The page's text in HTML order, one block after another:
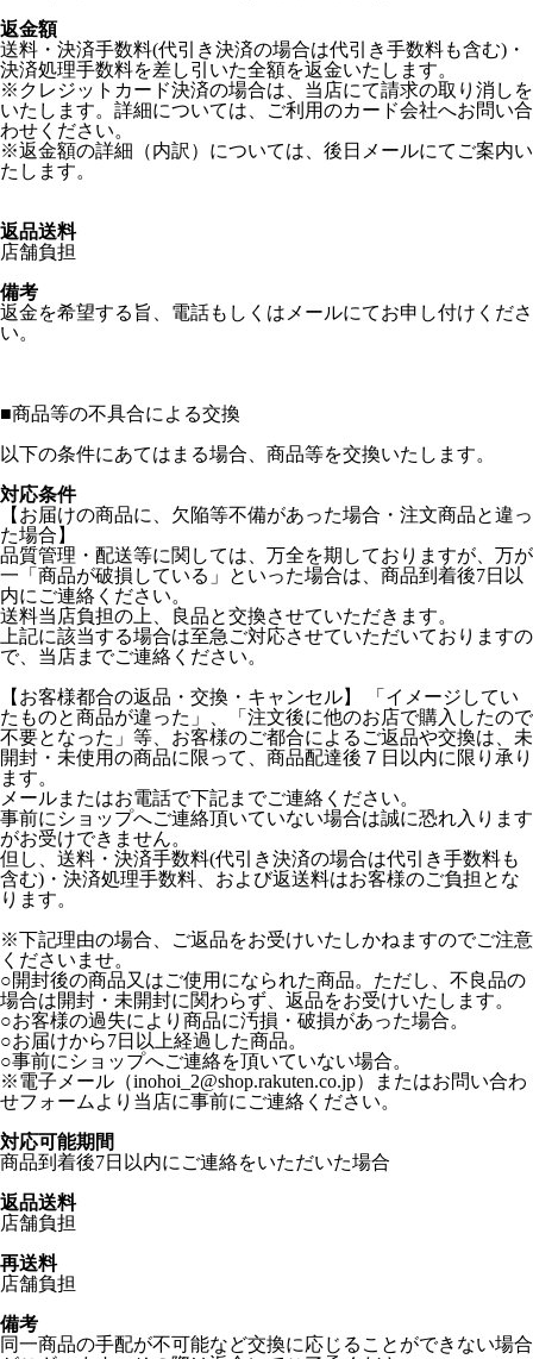
返金額
送料・決済手数料(代引き決済の場合は代引き手数料も含む)・
決済処理手数料を差し引いた全額を返金いたします。
※クレジットカード決済の場合は、当店にて請求の取り消しを
いたします。詳細については、ご利用のカード会社へお問い合
わせください。
※返金額の詳細（内訳）については、後日メールにてご案内い
たします。
返品送料
店舗負担
備考
返金を希望する旨、電話もしくはメールにてお申し付けくださ
い。
■商品等の不具合による交換
以下の条件にあてはまる場合、商品等を交換いたします。
対応条件
【お届けの商品に、欠陥等不備があった場合・注文商品と違っ
た場合】
品質管理・配送等に関しては、万全を期しておりますが、万が
一「商品が破損している」といった場合は、商品到着後7日以
内にご連絡ください。
送料当店負担の上、良品と交換させていただきます。
上記に該当する場合は至急ご対応させていただいておりますの
で、当店までご連絡ください。
【お客様都合の返品・交換・キャンセル】 「イメージしてい
たものと商品が違った」、「注文後に他のお店で購入したので
不要となった」等、お客様のご都合によるご返品や交換は、未
開封・未使用の商品に限って、商品配達後７日以内に限り承り
ます。
メールまたはお電話で下記までご連絡ください。
事前にショップへご連絡頂いていない場合は誠に恐れ入ります
がお受けできません。
但し、送料・決済手数料(代引き決済の場合は代引き手数料も
含む)・決済処理手数料、および返送料はお客様のご負担とな
ります。
※下記理由の場合、ご返品をお受けいたしかねますのでご注意
くださいませ。
○開封後の商品又はご使用になられた商品。ただし、不良品の
場合は開封・未開封に関わらず、返品をお受けいたします。
○お客様の過失により商品に汚損・破損があった場合。
○お届けから7日以上経過した商品。
○事前にショップへご連絡を頂いていない場合。
※電子メール（inohoi_2@shop.rakuten.co.jp）またはお問い合わ
せフォームより当店に事前にご連絡ください。
対応可能期間
商品到着後7日以内にご連絡をいただいた場合
返品送料
店舗負担
再送料
店舗負担
備考
同一商品の手配が不可能など交換に応じることができない場合